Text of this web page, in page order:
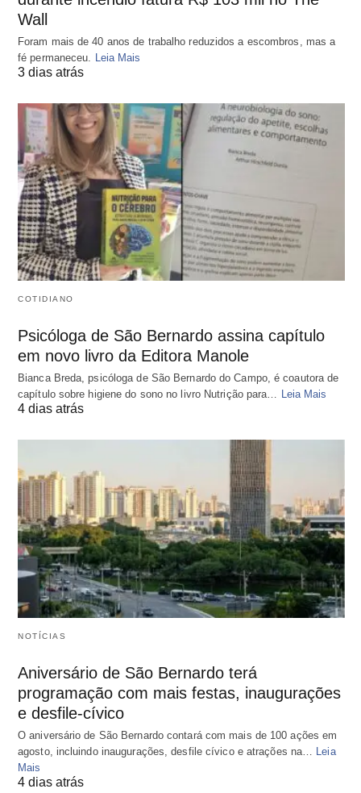
Wall
Foram mais de 40 anos de trabalho reduzidos a escombros, mas a
fé permaneceu. Leia Mais
3 dias atrás
COTIDIANO
Psicóloga de São Bernardo assina capítulo
em novo livro da Editora Manole
Bianca Breda, psicóloga de São Bernardo do Campo, é coautora de
capítulo sobre higiene do sono no livro Nutrição para… Leia Mais
4 dias atrás
NOTÍCIAS
Aniversário de São Bernardo terá
programação com mais festas, inaugurações
e desfile-cívico
O aniversário de São Bernardo contará com mais de 100 ações em
agosto, incluindo inaugurações, desfile cívico e atrações na…
Leia
Mais
4 dias atrás